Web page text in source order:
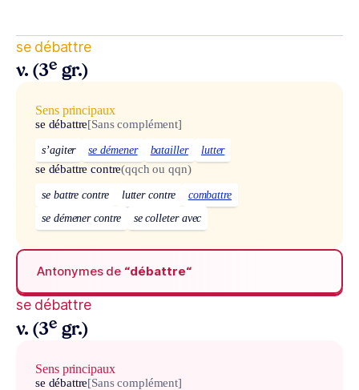
se débattre
v. (3e gr.)
Sens principaux
se débattre[Sans complément]
s’agiter se démener batailler lutter
se débattre contre(qqch ou qqn)
se battre contre lutter contre
combattre
se démener contre
se colleter avec
Antonymes de “débattre“
se débattre
v. (3e gr.)
Sens principaux
se débattre[Sans complément]